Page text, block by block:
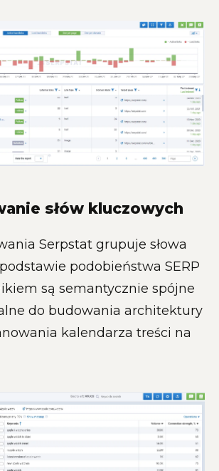
słów kluczowych
Serpstat grupuje słowa
podobieństwa SERP
są semantycznie spójne
do budowania architektury
kalendarza treści na